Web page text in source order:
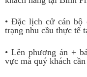
• Đặc lịch cử cán bộ
trạng nhu cầu thực tế
• Lên phương án +
vực mà quý khách